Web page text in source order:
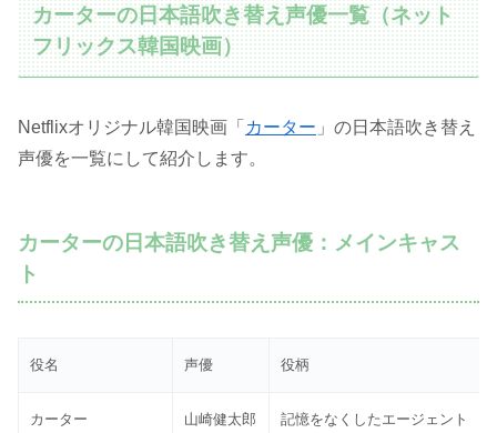
カーターの日本語吹き替え声優一覧（ネット
フリックス韓国映画）
Netflixオリジナル韓国映画「 カーター 」の日本語吹き替え
声優を一覧にして紹介します。
カーターの日本語吹き替え声優：メインキャス
ト
役名 声優 役柄
カーター 山崎健太郎 記憶をなくしたエージェント